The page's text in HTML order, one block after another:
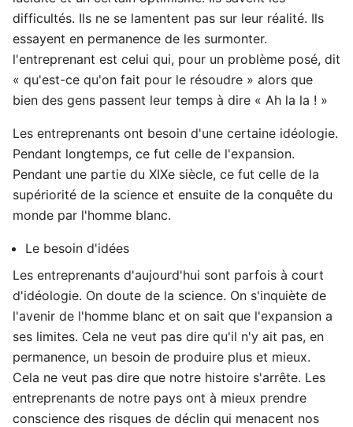
difficultés. Ils ne se lamentent pas sur leur réalité. Ils
essayent en permanence de les surmonter.
l'entreprenant est celui qui, pour un problème posé, dit
« qu'est-ce qu'on fait pour le résoudre » alors que
bien des gens passent leur temps à dire « Ah la la ! »
Les entreprenants ont besoin d'une certaine idéologie.
Pendant longtemps, ce fut celle de l'expansion.
Pendant une partie du XIXe siècle, ce fut celle de la
supériorité de la science et ensuite de la conquête du
monde par l'homme blanc.
Le besoin d'idées
Les entreprenants d'aujourd'hui sont parfois à court
d'idéologie. On doute de la science. On s'inquiète de
l'avenir de l'homme blanc et on sait que l'expansion a
ses limites. Cela ne veut pas dire qu'il n'y ait pas, en
permanence, un besoin de produire plus et mieux.
Cela ne veut pas dire que notre histoire s'arrête. Les
entreprenants de notre pays ont à mieux prendre
conscience des risques de déclin qui menacent nos